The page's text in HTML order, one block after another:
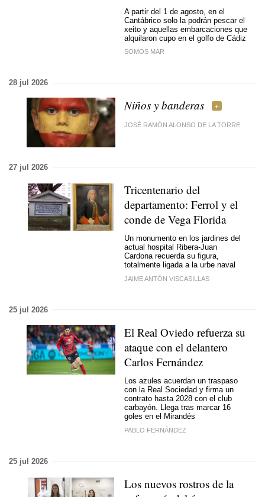
A partir del 1 de agosto, en el
Cantábrico solo la podrán pescar el
xeito y aquellas embarcaciones que
alquilaron cupo en el golfo de Cádiz
SOMOS MAR
28 jul 2026
Niños y banderas
JOSÉ RAMÓN ALONSO DE LA TORRE
27 jul 2026
Tricentenario del
departamento: Ferrol y el
conde de Vega Florida
Un monumento en los jardines del
actual hospital Ribera-Juan
Cardona recuerda su figura,
totalmente ligada a la urbe naval
JAIME ANTÓN VISCASILLAS
25 jul 2026
El Real Oviedo refuerza su
ataque con el delantero
Carlos Fernández
Los azules acuerdan un traspaso
con la Real Sociedad y firma un
contrato hasta 2028 con el club
carbayón. Llega tras marcar 16
goles en el Mirandés
PABLO FERNÁNDEZ
25 jul 2026
Los nuevos rostros de la